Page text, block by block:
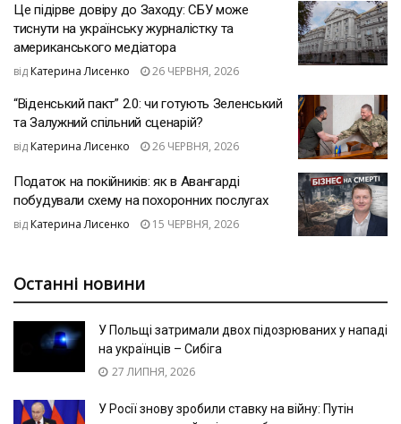
Це підірве довіру до Заходу: СБУ може
тиснути на українську журналістку та
американського медіатора
від Катерина Лисенко 26 ЧЕРВНЯ, 2026
“Віденський пакт” 2.0: чи готують Зеленський
та Залужний спільний сценарій?
від Катерина Лисенко 26 ЧЕРВНЯ, 2026
Податок на покійників: як в Авангарді
побудували схему на похоронних послугах
від Катерина Лисенко 15 ЧЕРВНЯ, 2026
Останні новини
У Польщі затримали двох підозрюваних у нападі
на українців – Сибіга
27 ЛИПНЯ, 2026
У Росії знову зробили ставку на війну: Путін